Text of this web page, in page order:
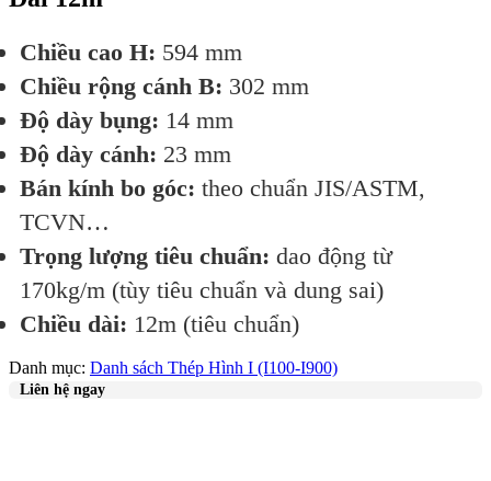
Chiều cao H: 594 mm
Chiều rộng cánh B: 302 mm
Độ dày bụng: 14 mm
Độ dày cánh: 23 mm
Bán kính bo góc: theo chuẩn JIS/ASTM,
TCVN…
Trọng lượng tiêu chuẩn: dao động từ
170kg/m (tùy tiêu chuẩn và dung sai)
Chiều dài: 12m (tiêu chuẩn)
Danh mục: Danh sách Thép Hình I (I100-I900)
Liên hệ ngay